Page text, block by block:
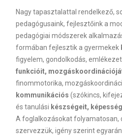
Nagy tapasztalattal rendelkező,
pedagógusaink, fejlesztőink a
pedagógiai módszerek
formában fejlesztik a gyermekek
figyelem, gondolkodás,
funkcióit,
finommotorika,
kommunikációs (szókincs,
és tanulási készségeit,
A foglalkozásokat folyamatosan,
szervezzük, igény szerint